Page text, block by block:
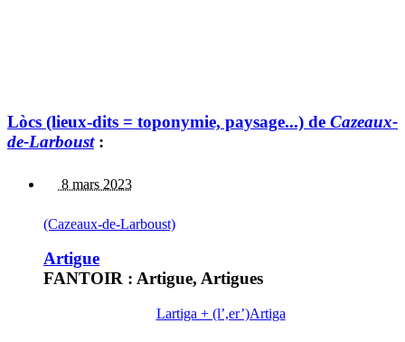
Lòcs (lieux-dits = toponymie, paysage...) de Cazeaux-
de-Larboust:
8 mars 2023
(Cazeaux-de-Larboust)
Artigue
FANTOIR : Artigue, Artigues
Lartiga + (l’,er’)Artiga